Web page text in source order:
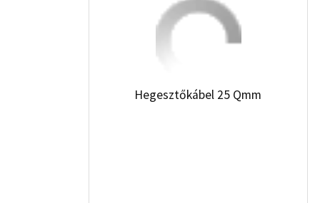
Hegesztőkábel 25 Qmm